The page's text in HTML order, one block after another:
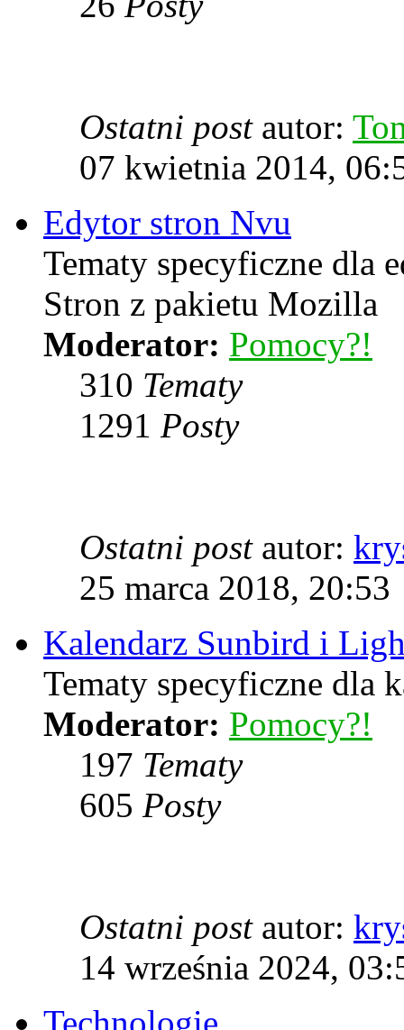
Ostatni postautor:
07 kwietnia 2014,
Edytor stron Nvu
Tematy specyficzne dla
Stron z pakietu Mozilla
Moderator: Pomocy?!
310 Tematy
1291 Posty
Ostatni postautor:
25 marca 2018, 20:53
Kalendarz Sunbird i
Tematy specyficzne dla
Moderator: Pomocy?!
197 Tematy
605 Posty
Ostatni postautor:
14 września 2024,